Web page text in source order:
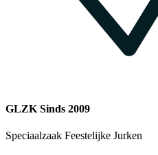
GLZK Sinds 2009
Speciaalzaak Feestelijke Jurken